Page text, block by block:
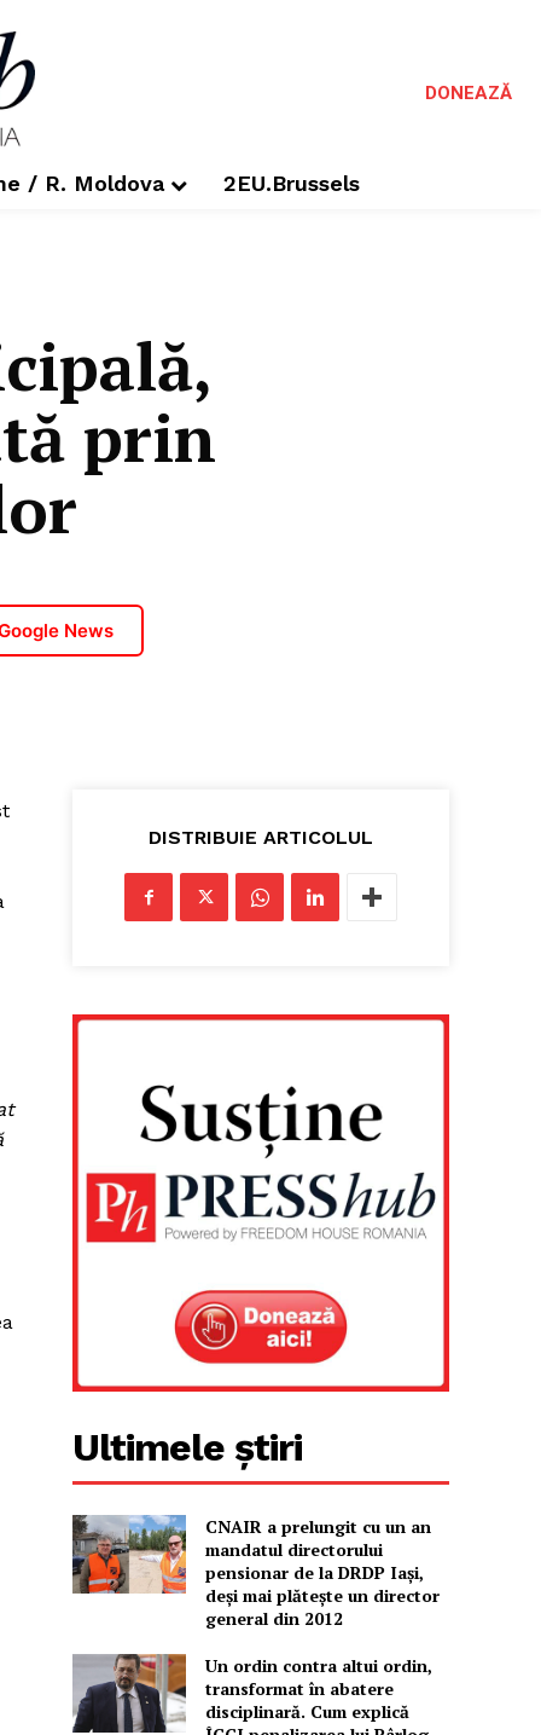
DONEAZĂ
/ R. Moldova 2EU.Brussels
prin
News
DISTRIBUIE ARTICOLUL
Ultimele știri
CNAIR a prelungit cu un an
mandatul directorului
pensionar de la DRDP Iași,
deși mai plătește un director
general din 2012
Un ordin contra altui ordin,
transformat în abatere
disciplinară. Cum explică